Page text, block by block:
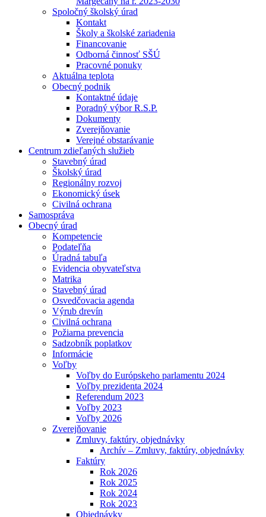
Spoločný školský úrad
Kontakt
Školy a školské zariadenia
Financovanie
Odborná činnosť SŠÚ
Pracovné ponuky
Aktuálna teplota
Obecný podnik
Kontaktné údaje
Poradný výbor R.S.P.
Dokumenty
Zverejňovanie
Verejné obstarávanie
Centrum zdieľaných služieb
Stavebný úrad
Školský úrad
Regionálny rozvoj
Ekonomický úsek
Civilná ochrana
Samospráva
Obecný úrad
Kompetencie
Podateľňa
Úradná tabuľa
Evidencia obyvateľstva
Matrika
Stavebný úrad
Osvedčovacia agenda
Výrub drevín
Civilná ochrana
Požiarna prevencia
Sadzobník poplatkov
Informácie
Voľby
Voľby do Európskeho parlamentu 2024
Voľby prezidenta 2024
Referendum 2023
Voľby 2023
Voľby 2026
Zverejňovanie
Zmluvy, faktúry, objednávky
Archív – Zmluvy, faktúry, objednávky
Faktúry
Rok 2026
Rok 2025
Rok 2024
Rok 2023
Objednávky